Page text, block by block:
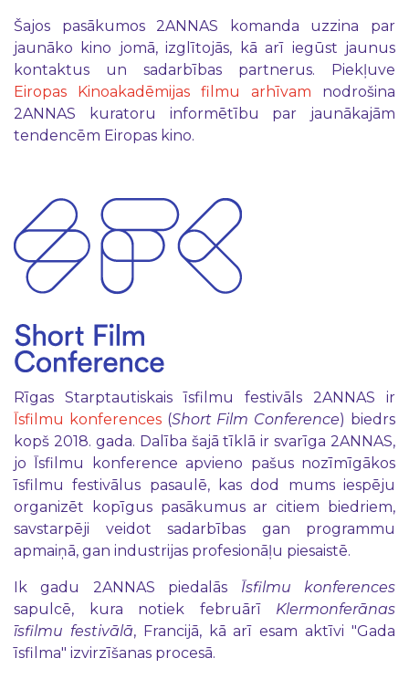
Šajos pasākumos 2ANNAS komanda uzzina par
jaunāko kino jomā, izglītojās, kā arī iegūst jaunus
kontaktus un sadarbības partnerus. Piekļuve
Eiropas Kinoakadēmijas filmu arhīvam nodrošina
2ANNAS kuratoru informētību par jaunākajām
tendencēm Eiropas kino.
Rīgas Starptautiskais īsfilmu festivāls 2ANNAS ir
Īsfilmu konferences(Short Film Conference) biedrs
kopš 2018. gada. Dalība šajā tīklā ir svarīga 2ANNAS,
jo Īsfilmu konference apvieno pašus nozīmīgākos
īsfilmu festivālus pasaulē, kas dod mums iespēju
organizēt kopīgus pasākumus ar citiem biedriem,
savstarpēji veidot sadarbības gan programmu
apmaiņā, gan industrijas profesionāļu piesaistē.
Ik gadu 2ANNAS piedalās Īsfilmu konferences
sapulcē, kura notiek februārī Klermonferānas
īsfilmu festivālā, Francijā, kā arī esam aktīvi "Gada
īsfilma" izvirzīšanas procesā.